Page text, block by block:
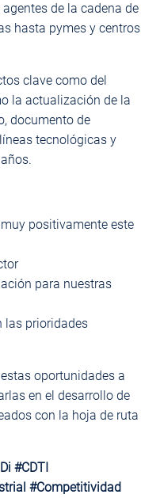
de la cadena de
hasta pymes y centros
clave como del
la actualización de la
documento de
tecnológicas y
positivamente este
para nuestras
las prioridades
oportunidades a
en el desarrollo de
con la hoja de ruta
#CDTI
#Competitividad